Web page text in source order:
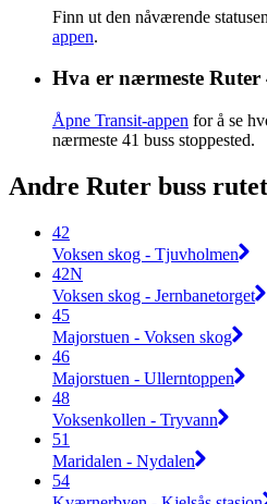
Finn ut den nåværende
appen.
Hva er nærmeste Ruter
Åpne Transit-appen for å se
nærmeste 41 buss stoppested.
Andre Ruter buss
42
Voksen skog - Tjuvholmen
42N
Voksen skog - Jernbanetorget
45
Majorstuen - Voksen skog
46
Majorstuen - Ullerntoppen
48
Voksenkollen - Tryvann
51
Maridalen - Nydalen
54